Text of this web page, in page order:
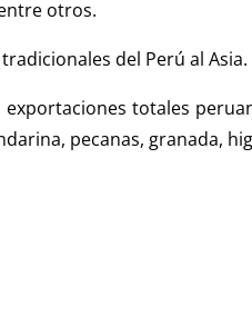
otros.
del Perú al Asia.
totales
pecanas, granada,